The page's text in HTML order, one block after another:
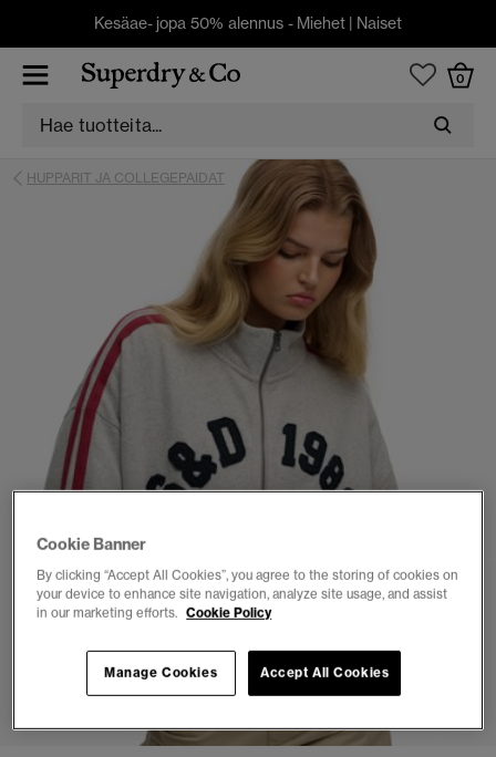
Kesäae- jopa 50% alennus - Miehet | Naiset
0
HUPPARIT JA COLLEGEPAIDAT
1 2 3 5 6 7
Cookie Banner
By clicking “Accept All Cookies”, you agree to the storing of cookies on
your device to enhance site navigation, analyze site usage, and assist
in our marketing efforts. Cookie Policy
Accept All Cookies
Manage Cookies